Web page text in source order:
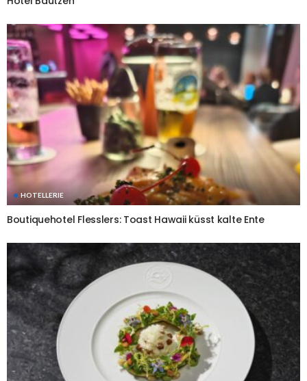
HOTELLERIE
Boutiquehotel Flesslers: Toast Hawaii küsst kalte Ente